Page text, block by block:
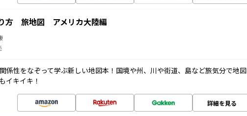
方 旅地図 アメリカ大陸編
係性をなぞって学ぶ新しい地図本！国境や州、川や街道、島など旅気分で地図
イキイキ！
詳細を見る